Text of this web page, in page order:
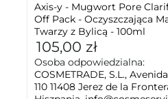
Axis-y - Mugwort Pore
Off Pack - Oczyszczająca
Twarzy z Bylicą - 100ml
105,00 zł
Osoba odpowiedzialna:
COSMETRADE, S.L.,
110 11408 Jerez de la